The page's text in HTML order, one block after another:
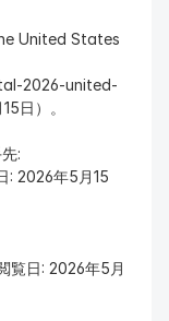
United States
2026-united-
日）。
:
2026年5月15
日: 2026年5月